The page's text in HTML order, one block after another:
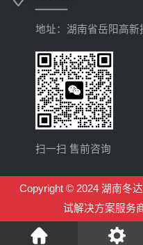
地址：湖南省岳阳高
扫一扫 售前咨询
Copyright © 2024 湖南冬
试解决方案服务